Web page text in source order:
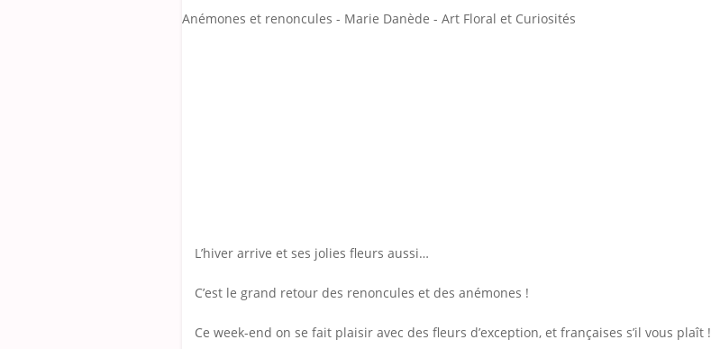
Anémones et renoncules - Marie Danède - Art Floral et Curiosités
L’hiver arrive et ses jolies fleurs aussi…
C’est le grand retour des renoncules et des anémones !
Ce week-end on se fait plaisir avec des fleurs d’exception, et françaises s’il vous plaît !